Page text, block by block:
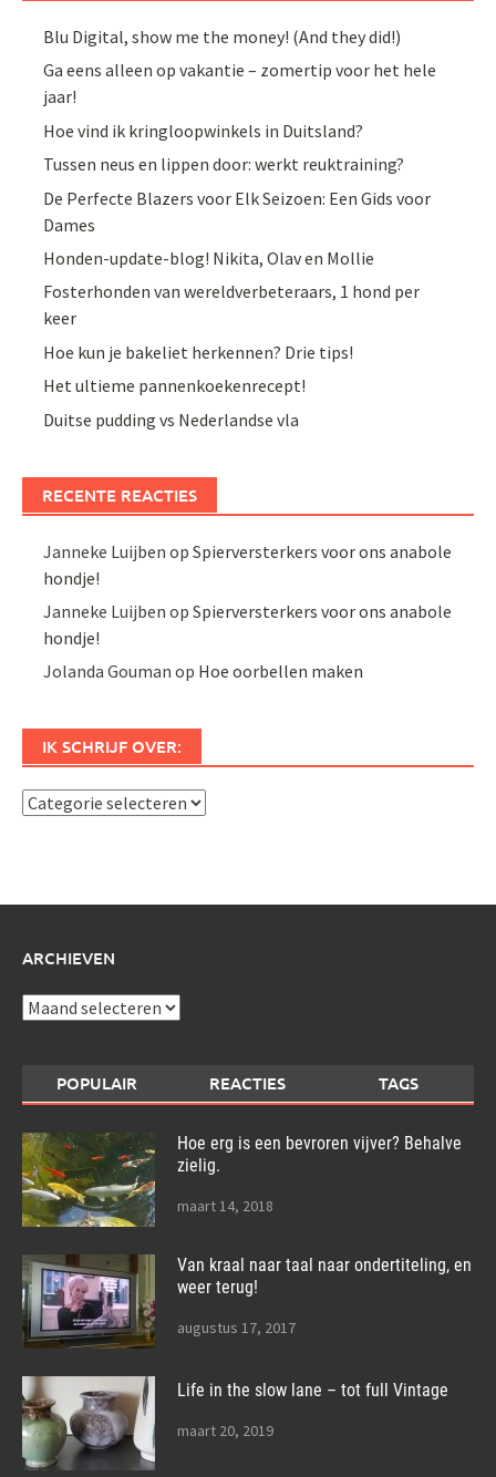
Blu Digital, show me the money! (And they did!)
Ga eens alleen op vakantie – zomertip voor het hele
jaar!
Hoe vind ik kringloopwinkels in Duitsland?
Tussen neus en lippen door: werkt reuktraining?
De Perfecte Blazers voor Elk Seizoen: Een Gids voor
Dames
Honden-update-blog! Nikita, Olav en Mollie
Fosterhonden van wereldverbeteraars, 1 hond per
keer
Hoe kun je bakeliet herkennen? Drie tips!
Het ultieme pannenkoekenrecept!
Duitse pudding vs Nederlandse vla
RECENTE REACTIES
Janneke Luijben opSpierversterkers voor ons anabole
hondje!
Janneke Luijben opSpierversterkers voor ons anabole
hondje!
Jolanda Gouman op Hoe oorbellen maken
IK SCHRIJF OVER:
Ik
ARCHIEVEN
Archieven
POPULAIR REACTIES TAGS
Hoe erg is een bevroren vijver? Behalve
zielig.
maart 14, 2018
Van kraal naar taal naar ondertiteling, en
weer terug!
augustus 17, 2017
Life in the slow lane – tot full Vintage
maart 20, 2019